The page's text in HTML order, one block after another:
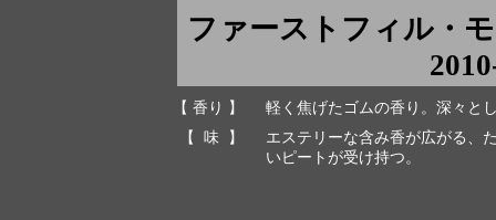
ファーストフィル・
【 香り 】
軽く焦げたゴムの香り。深々と
【 味 】
エステリーな含み香が広がる、
いピートが受け持つ。